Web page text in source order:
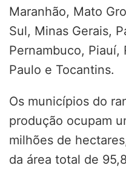
Maranhão, Mato
Sul, Minas Gerais,
Pernambuco, Piauí,
Paulo e Tocantins.
Os municípios do
produção ocupam
milhões de
da área total de